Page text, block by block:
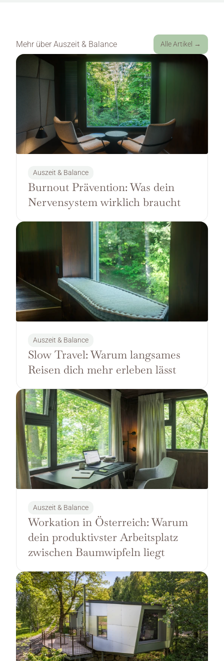
Mehr über Auszeit & Balance Alle Artikel →
Auszeit & Balance
Burnout Prävention: Was dein
Nervensystem wirklich braucht
Auszeit & Balance
Slow Travel: Warum langsames
Reisen dich mehr erleben lässt
Auszeit & Balance
Workation in Österreich: Warum
dein produktivster Arbeitsplatz
zwischen Baumwipfeln liegt